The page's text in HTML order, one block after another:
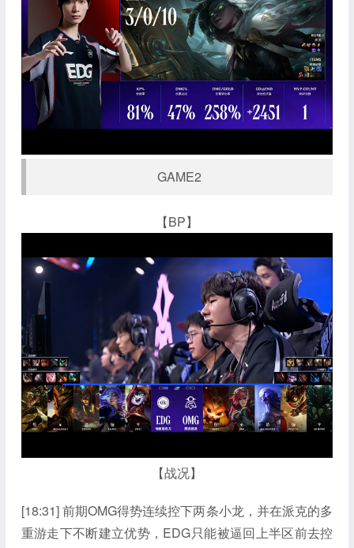
GAME2
【BP】
【战况】
[18:31] 前期OMG得势连续控下两条小龙，并在派克的多
重游走下不断建立优势，EDG只能被逼回上半区前去控